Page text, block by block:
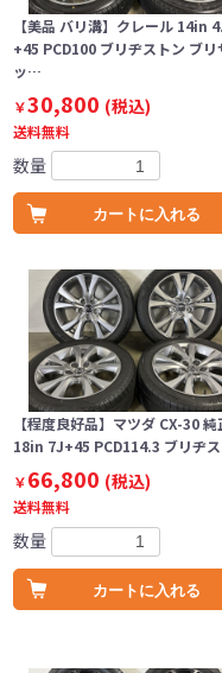
【美品 バリ溝】クレール 14in
+45 PCD100 ブリヂストン ブリ
ッ…
￥30,800 (税込)
送料無料
数量
カートに入れる
【程度良好品】マツダ CX-30 純
18in 7J+45 PCD114.3 ブリヂ
￥66,800 (税込)
送料無料
数量
カートに入れる